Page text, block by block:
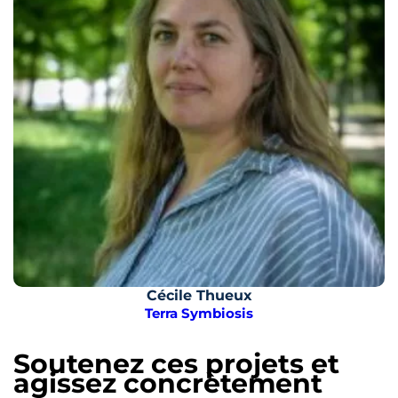
Cécile Thueux
Terra Symbiosis
Soutenez ces projets et
agissez concrètement